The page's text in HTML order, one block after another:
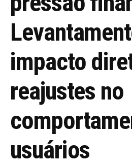
impacto
reajustes no
usuários